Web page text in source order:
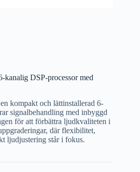
kanalig DSP-processor med
kompakt och lättinstallerad 6-
signalbehandling med inbyggd
för att förbättra ljudkvaliteten i
där flexibilitet,
ljudjustering står i fokus.